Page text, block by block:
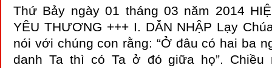
Thứ Bảy ngày 01 tháng 03 năm 2014
YÊU THƯƠNG +++ I. DẪN NHẬP Lạy
nói với chúng con rằng: “Ở đâu có hai ba
danh Ta thì có Ta ở đó giữa họ”. Chiều